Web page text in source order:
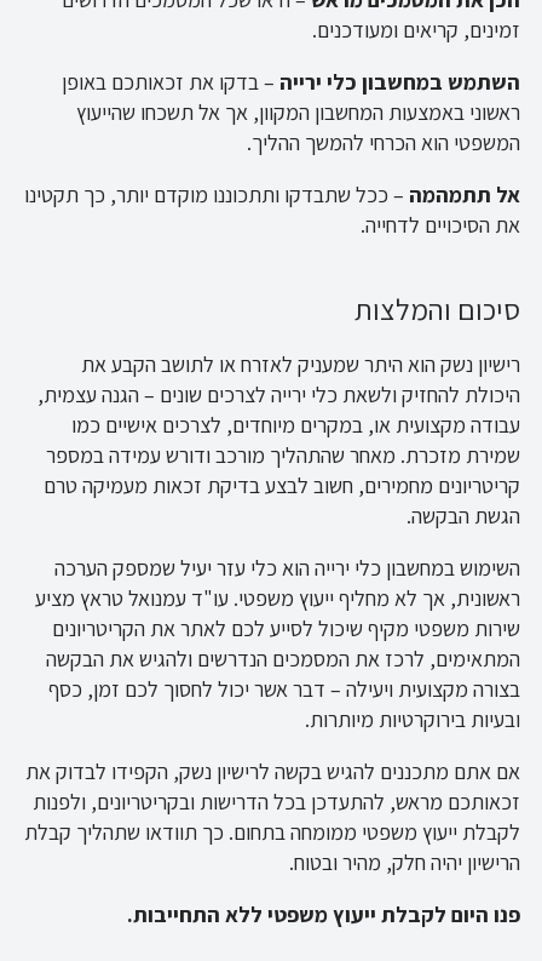
זמינים, קריאים ומעודכנים.
השתמש במחשבון כלי ירייה – בדקו את זכאותכם באופן
ראשוני באמצעות המחשבון המקוון, אך אל תשכחו שהייעוץ
המשפטי הוא הכרחי להמשך ההליך.
אל תתמהמה – ככל שתבדקו ותתכוננו מוקדם יותר, כך תקטינו
את הסיכויים לדחייה.
סיכום והמלצות
רישיון נשק הוא היתר שמעניק לאזרח או לתושב הקבע את
היכולת להחזיק ולשאת כלי ירייה לצרכים שונים – הגנה עצמית,
עבודה מקצועית או, במקרים מיוחדים, לצרכים אישיים כמו
שמירת מזכרת. מאחר שהתהליך מורכב ודורש עמידה במספר
קריטריונים מחמירים, חשוב לבצע בדיקת זכאות מעמיקה טרם
הגשת הבקשה.
השימוש במחשבון כלי ירייה הוא כלי עזר יעיל שמספק הערכה
ראשונית, אך לא מחליף ייעוץ משפטי. עו"ד עמנואל טראץ מציע
שירות משפטי מקיף שיכול לסייע לכם לאתר את הקריטריונים
המתאימים, לרכז את המסמכים הנדרשים ולהגיש את הבקשה
בצורה מקצועית ויעילה – דבר אשר יכול לחסוך לכם זמן, כסף
ובעיות בירוקרטיות מיותרות.
אם אתם מתכננים להגיש בקשה לרישיון נשק, הקפידו לבדוק את
זכאותכם מראש, להתעדכן בכל הדרישות ובקריטריונים, ולפנות
לקבלת ייעוץ משפטי ממומחה בתחום. כך תוודאו שתהליך קבלת
הרישיון יהיה חלק, מהיר ובטוח.
פנו היום לקבלת ייעוץ משפטי ללא התחייבות.